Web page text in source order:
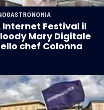
Internet Festival il
Mary Digitale
chef Colonna